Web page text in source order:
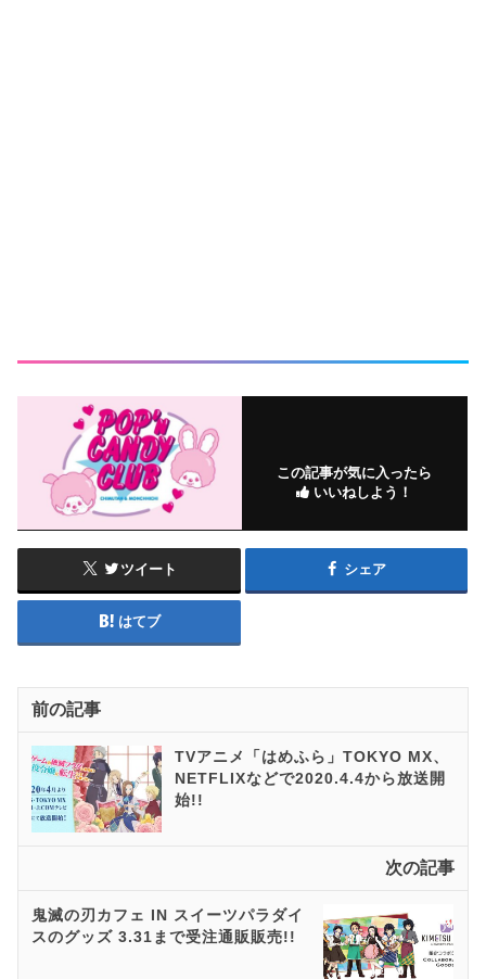
この記事が気に入ったら
いいねしよう！
ツイート シェア
はてブ
前の記事
TVアニメ「はめふら」TOKYO MX、
NETFLIXなどで2020.4.4から放送開
始!!
次の記事
鬼滅の刃カフェ IN スイーツパラダイ
スのグッズ 3.31まで受注通販販売!!